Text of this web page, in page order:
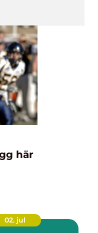
här
02. jul